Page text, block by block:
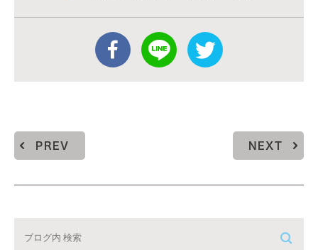
PREV NEXT